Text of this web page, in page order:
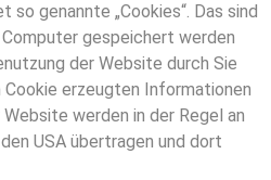
genannte „Cookies“. Das sind
gespeichert werden
der Website durch Sie
Cookie erzeugten Informationen
werden in der Regel an
USA übertragen und dort